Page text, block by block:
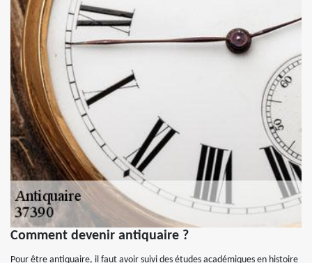
Comment devenir antiquaire ?
Pour être antiquaire, il faut avoir suivi des études académiques en histoire